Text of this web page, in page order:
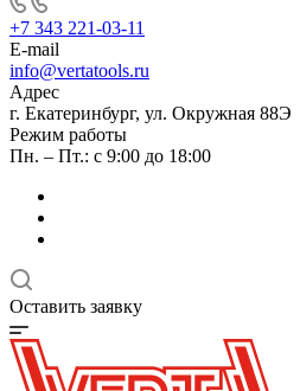
+7 343 221-03-11
E-mail
info@vertatools.ru
Адрес
г. Екатеринбург, ул. Окружная 88Э
Режим работы
Пн. – Пт.: с 9:00 до 18:00
Оставить заявку